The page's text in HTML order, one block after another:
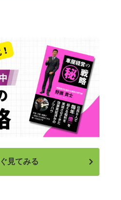
見てみる